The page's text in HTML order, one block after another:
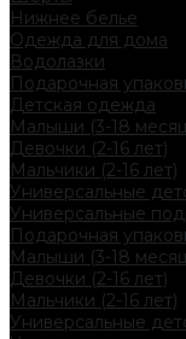
Нижнее белье
Одежда для дома
Водолазки
Подарочная
Детская одежда
Малыши (3-18
Девочки (2-16 лет)
Мальчики (2-16 лет)
Универсальные
Универсальные
Подарочная
Малыши (3-18
Девочки (2-16 лет)
Мальчики (2-16 лет)
Универсальные